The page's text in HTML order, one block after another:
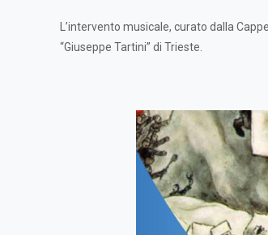
L’intervento musicale, curato dalla
“Giuseppe Tartini” di Trieste.